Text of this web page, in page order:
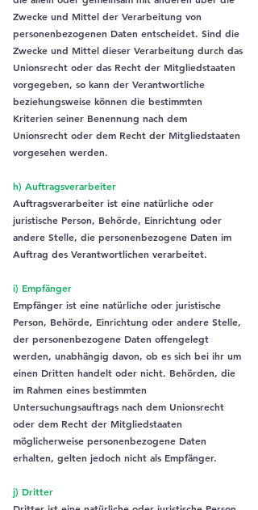
Zwecke und Mittel der Verarbeitung von
personenbezogenen Daten entscheidet. Sind die
Zwecke und Mittel dieser Verarbeitung durch das
Unionsrecht oder das Recht der Mitgliedstaaten
vorgegeben, so kann der Verantwortliche
beziehungsweise können die bestimmten
Kriterien seiner Benennung nach dem
Unionsrecht oder dem Recht der Mitgliedstaaten
vorgesehen werden.
h) Auftragsverarbeiter
Auftragsverarbeiter ist eine natürliche oder
juristische Person, Behörde, Einrichtung oder
andere Stelle, die personenbezogene Daten im
Auftrag des Verantwortlichen verarbeitet.
i) Empfänger
Empfänger ist eine natürliche oder juristische
Person, Behörde, Einrichtung oder andere Stelle,
der personenbezogene Daten offengelegt
werden, unabhängig davon, ob es sich bei ihr um
einen Dritten handelt oder nicht. Behörden, die
im Rahmen eines bestimmten
Untersuchungsauftrags nach dem Unionsrecht
oder dem Recht der Mitgliedstaaten
möglicherweise personenbezogene Daten
erhalten, gelten jedoch nicht als Empfänger.
j) Dritter